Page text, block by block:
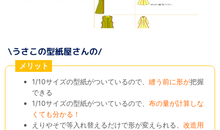
メリット
1/10サイズの型紙がついているので、縫う前に形が把握
できる
1/10サイズの型紙がついているので、布の量が計算しな
くても分かる！
えりやそで等入れ替えるだけで形が変えられる、改造用